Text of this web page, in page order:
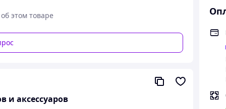
A3782 и поддержкой Apple CarPlay /
этом товаре
и аксессуаров